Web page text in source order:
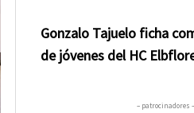
Gonzalo Tajuelo ficha
de jóvenes del HC
– patrocinadores –